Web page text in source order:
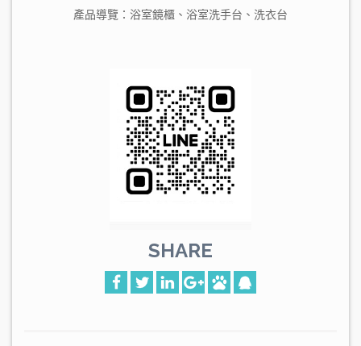
產品導覽： 浴室鏡櫃 、 浴室洗手台 、 洗衣台
SHARE